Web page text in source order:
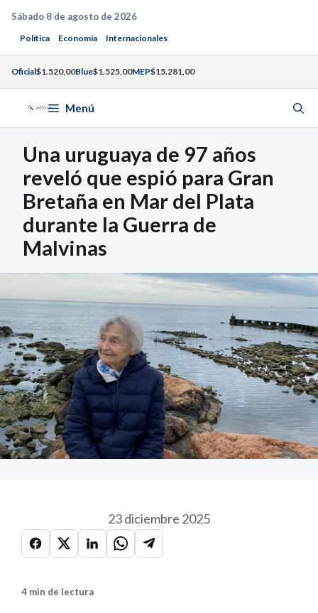
Saltar
contenido
Sábado 8 de agosto de 2026
Política Economía Internacionales
Oficial$1.520,00Blue$1.525,00MEP$15.281,00
Menú
Una uruguaya de 97 años
reveló que espió para Gran
Bretaña en Mar del Plata
durante la Guerra de
Malvinas
23 diciembre 2025
4 min de lectura